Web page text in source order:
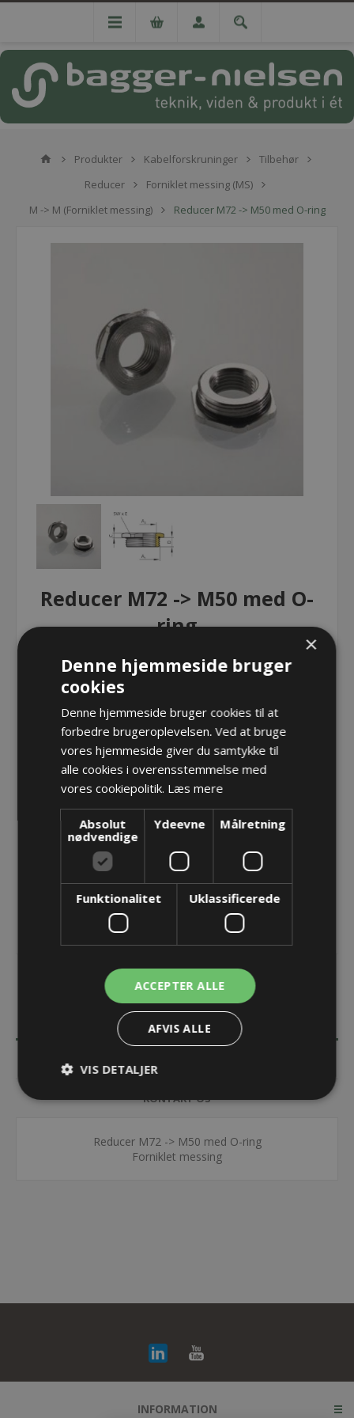
Produkter Kabelforskruninger
Tilbehør
Reducer
Forniklet messing (MS)
M -> M (Forniklet messing)
Reducer M72 -> M50 med O-ring
Reducer M72 -> M50 med O-
ring
Reducer M72 -> M50 med O-ring
Reducer M72 -> M50 med O-ring
Varenr.: PF 80.272/250
Producent: Pflitsch GmbH & Co. KG
Opret konto for at se priser
KONTAKT OS
Reducer M72 -> M50 med O-ring
Forniklet messing
INFORMATION
×
Denne hjemmeside bruger
cookies
Denne hjemmeside bruger cookies til at
forbedre brugeroplevelsen. Ved at bruge
vores hjemmeside giver du samtykke til
alle cookies i overensstemmelse med
vores cookiepolitik. Læs mere
Absolut
nødvendige
Ydeevne Målretning
Funktionalitet Uklassificerede
ACCEPTER ALLE
AFVIS ALLE
VIS DETALJER